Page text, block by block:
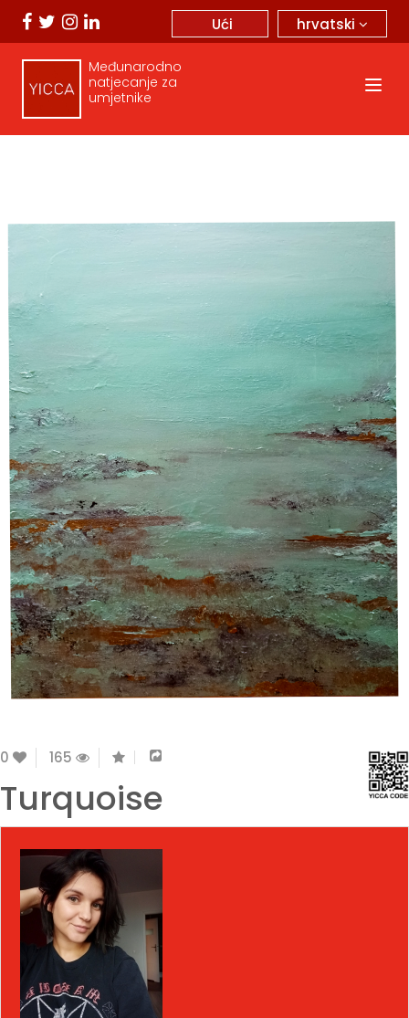
hrvatski
Ući
Međunarodno
natjecanje za
umjetnike
0 165
Turquoise